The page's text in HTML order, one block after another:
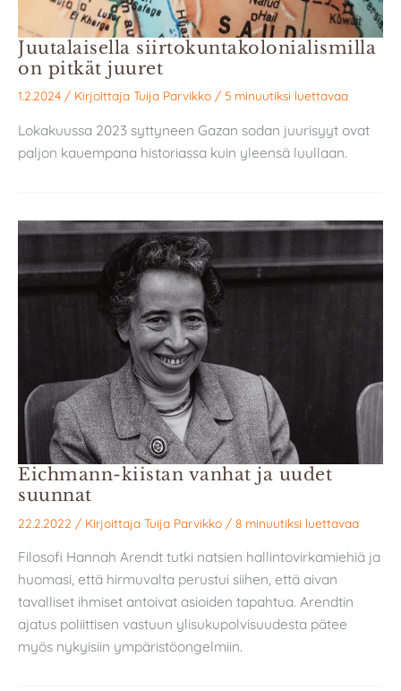
Juutalaisella siirtokuntakolonialismilla
on pitkät juuret
1.2.2024 / Kirjoittaja Tuija Parvikko / 5 minuutiksi luettavaa
Lokakuussa 2023 syttyneen Gazan sodan juurisyyt ovat
paljon kauempana historiassa kuin yleensä luullaan.
Eichmann-kiistan vanhat ja uudet
suunnat
22.2.2022 / Kirjoittaja Tuija Parvikko / 8 minuutiksi luettavaa
Filosofi Hannah Arendt tutki natsien hallintovirkamiehiä ja
huomasi, että hirmuvalta perustui siihen, että aivan
tavalliset ihmiset antoivat asioiden tapahtua. Arendtin
ajatus poliittisen vastuun ylisukupolvisuudesta pätee
myös nykyisiin ympäristöongelmiin.